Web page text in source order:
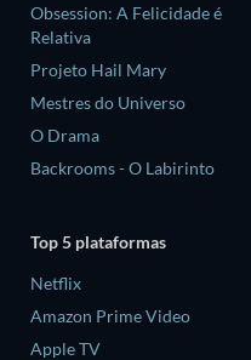
Obsession: A Felicidade é
Relativa
Projeto Hail Mary
Mestres do Universo
O Drama
Backrooms - O Labirinto
Top 5 plataformas
Netflix
Amazon Prime Video
Apple TV